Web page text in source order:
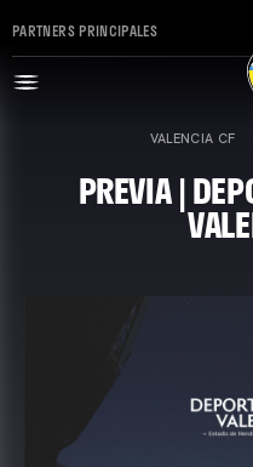
PARTNERS PRINCIPALES
VALENCIA CF
PREVIA |